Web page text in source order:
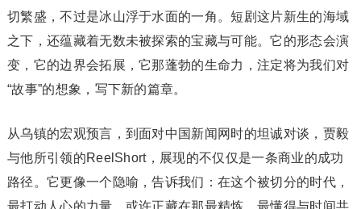
切繁盛，不过是冰山浮于水面的一角。短剧这片新生的海域
之下，还蕴藏着无数未被探索的宝藏与可能。它的形态会演
变，它的边界会拓展，它那蓬勃的生命力，注定将为我们对
“故事”的想象，写下新的篇章。
从乌镇的宏观预言，到面对中国新闻网时的坦诚对谈，贾毅
与他所引领的ReelShort，展现的不仅仅是一条商业的成功
路径。它更像一个隐喻，告诉我们：在这个被切分的时代，
最打动人心的力量，或许正藏在那最精炼、最懂得与时间共